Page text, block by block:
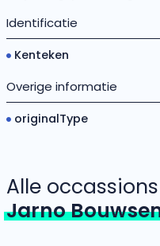
Identificatie
Kenteken
Overige informatie
originalType
Alle
Jarno